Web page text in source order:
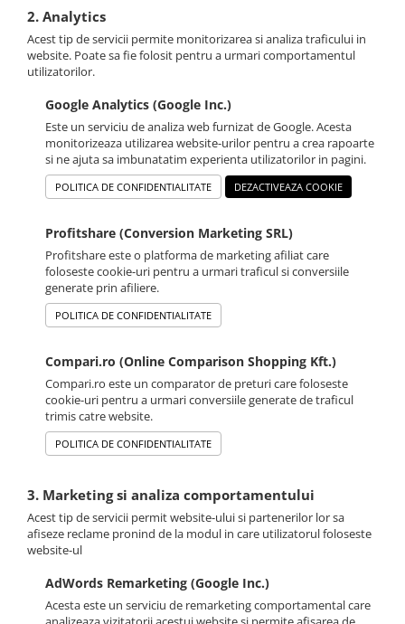
2. Analytics
Acest tip de servicii permite monitorizarea si analiza traficului in
website. Poate sa fie folosit pentru a urmari comportamentul
utilizatorilor.
Google Analytics (Google Inc.)
Este un serviciu de analiza web furnizat de Google. Acesta
monitorizeaza utilizarea website-urilor pentru a crea rapoarte
si ne ajuta sa imbunatatim experienta utilizatorilor in pagini.
POLITICA DE CONFIDENTIALITATE DEZACTIVEAZA COOKIE
Profitshare (Conversion Marketing SRL)
Profitshare este o platforma de marketing afiliat care
foloseste cookie-uri pentru a urmari traficul si conversiile
generate prin afiliere.
POLITICA DE CONFIDENTIALITATE
Compari.ro (Online Comparison Shopping Kft.)
Compari.ro este un comparator de preturi care foloseste
cookie-uri pentru a urmari conversiile generate de traficul
trimis catre website.
POLITICA DE CONFIDENTIALITATE
3. Marketing si analiza comportamentului
Acest tip de servicii permit website-ului si partenerilor lor sa
afiseze reclame pronind de la modul in care utilizatorul foloseste
website-ul
AdWords Remarketing (Google Inc.)
Acesta este un serviciu de remarketing comportamental care